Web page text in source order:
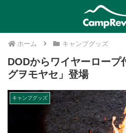
ホーム キャンプグッズ
DODからワイヤーロープ
グヲモヤセ」登場
キャンプグッズ